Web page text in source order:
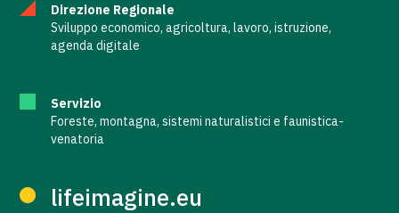
Direzione Regionale
Sviluppo economico, agricoltura, lavoro, istruzione,
agenda digitale
Servizio
Foreste, montagna, sistemi naturalistici e faunistica-
venatoria
lifeimagine.eu